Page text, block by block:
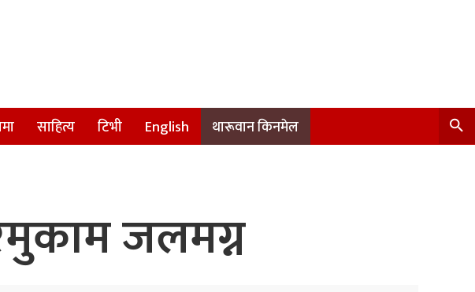
साहित्य टिभी English थारूवान किनमेल
जलमग्न